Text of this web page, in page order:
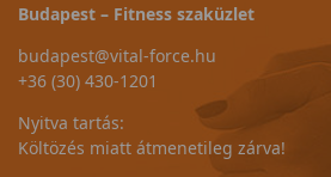
Budapest – Fitness szaküzlet
budapest@vital-force.hu
+36 (30) 430-1201
Nyitva tartás:
Költözés miatt átmenetileg zárva!